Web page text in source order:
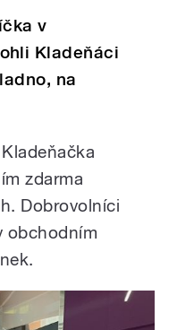
v
Kladeňáci
na
zdarma
Dobrovolníci
obchodním